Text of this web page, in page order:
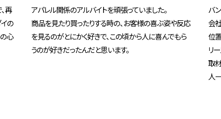
再
の
心
アパレル関係のアルバイトを頑張っていました。
商品を見たり買ったりする時の、お客様の喜ぶ姿や反応
を見るのがとにかく好きで、この頃から人に喜んでもら
うのが好きだったんだと思います。
バ
会
位
リ
取
人